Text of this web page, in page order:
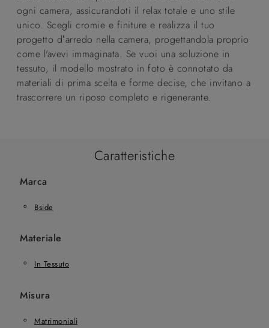
ogni camera, assicurandoti il relax totale e uno stile
unico. Scegli cromie e finiture e realizza il tuo
progetto d’arredo nella camera, progettandola proprio
come l'avevi immaginata. Se vuoi una soluzione in
tessuto, il modello mostrato in foto è connotato da
materiali di prima scelta e forme decise, che invitano a
trascorrere un riposo completo e rigenerante.
Caratteristiche
Marca
Bside
Materiale
In Tessuto
Misura
Matrimoniali